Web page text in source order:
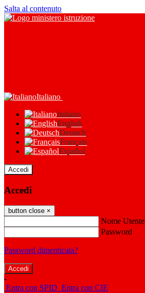
Salta al contenuto
Italiano
Italiano
English
Deutsch
Français
Español
Accedi
Accedi
button close ×
Nome Utente
Password
Password dimenticata?
-
Entra con SPID Entra con CIE